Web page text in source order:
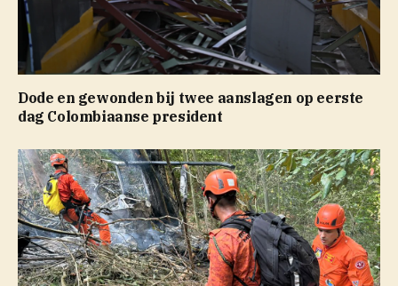
Dode en gewonden bij twee aanslagen op eerste
dag Colombiaanse president